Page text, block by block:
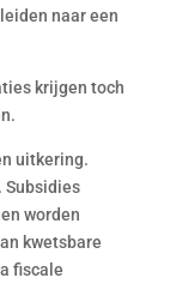
naar een
krijgen toch
uitkering.
Subsidies
worden
kwetsbare
fiscale